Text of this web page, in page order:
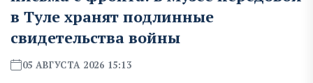
в Туле хранят подлинные
свидетельства войны
05 АВГУСТА 2026 15:13